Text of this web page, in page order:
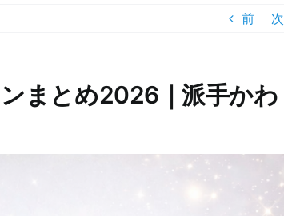
前 次
まとめ2026｜派手かわ